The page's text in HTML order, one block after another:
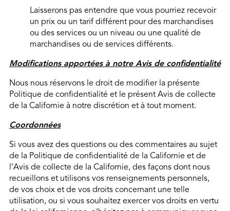
Laisserons pas entendre que vous pourriez recevoir
un prix ou un tarif différent pour des marchandises
ou des services ou un niveau ou une qualité de
marchandises ou de services différents.
Modifications apportées à notre Avis de confidentialité
Nous nous réservons le droit de modifier la présente
Politique de confidentialité et le présent Avis de collecte
de la Californie à notre discrétion et à tout moment.
Coordonnées
Si vous avez des questions ou des commentaires au sujet
de la Politique de confidentialité de la Californie et de
l’Avis de collecte de la Californie, des façons dont nous
recueillons et utilisons vos renseignements personnels,
de vos choix et de vos droits concernant une telle
utilisation, ou si vous souhaitez exercer vos droits en vertu